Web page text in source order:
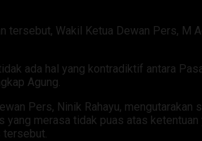
tersebut, Wakil Ketua Dewan Pers, M
ada hal yang kontradiktif antara
Agung.
Pers, Ninik Rahayu,
yang merasa tidak puas atas
tersebut.